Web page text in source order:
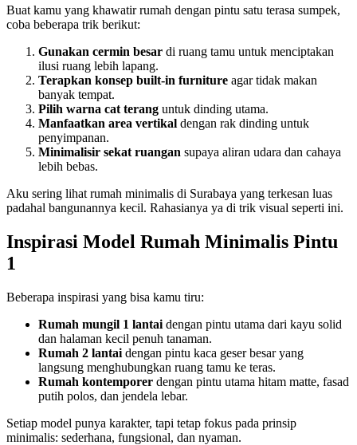
Buat kamu yang khawatir rumah dengan pintu satu terasa sumpek,
coba beberapa trik berikut:
Gunakan cermin besar di ruang tamu untuk menciptakan
ilusi ruang lebih lapang.
Terapkan konsep built-in furniture agar tidak makan
banyak tempat.
Pilih warna cat terang untuk dinding utama.
Manfaatkan area vertikal dengan rak dinding untuk
penyimpanan.
Minimalisir sekat ruangan supaya aliran udara dan cahaya
lebih bebas.
Aku sering lihat rumah minimalis di Surabaya yang terkesan luas
padahal bangunannya kecil. Rahasianya ya di trik visual seperti ini.
Inspirasi Model Rumah Minimalis Pintu
1
Beberapa inspirasi yang bisa kamu tiru:
Rumah mungil 1 lantai dengan pintu utama dari kayu solid
dan halaman kecil penuh tanaman.
Rumah 2 lantai dengan pintu kaca geser besar yang
langsung menghubungkan ruang tamu ke teras.
Rumah kontemporer dengan pintu utama hitam matte, fasad
putih polos, dan jendela lebar.
Setiap model punya karakter, tapi tetap fokus pada prinsip
minimalis: sederhana, fungsional, dan nyaman.